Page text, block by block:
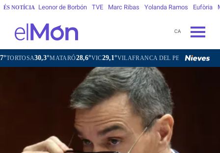
ÉS NOTÍCIA Leonor de Borbón TVE Marc Ribas Yolanda Ramos Eufòria
CA
30,3°MATARÓ28,6°VIC29,1°VILAFRANCA DEL PENEDÈS27,7° VILANOVA